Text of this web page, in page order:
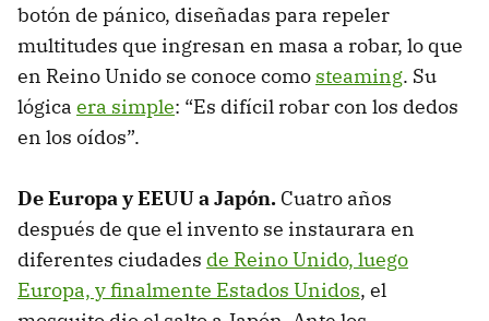
botón de pánico, diseñadas para repeler
multitudes que ingresan en masa a robar, lo que
en Reino Unido se conoce como steaming. Su
lógica era simple: “Es difícil robar con los dedos
en los oídos”.
De Europa y EEUU a Japón. Cuatro años
después de que el invento se instaurara en
diferentes ciudades de Reino Unido, luego
Europa, y finalmente Estados Unidos, el